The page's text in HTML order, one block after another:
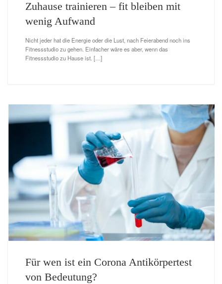
Zuhause trainieren – fit bleiben mit
wenig Aufwand
Nicht jeder hat die Energie oder die Lust, nach Feierabend noch ins
Fitnessstudio zu gehen. Einfacher wäre es aber, wenn das
Fitnessstudio zu Hause ist. […]
Für wen ist ein Corona Antikörpertest
von Bedeutung?